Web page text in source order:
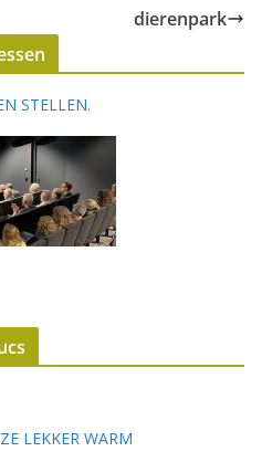
dierenpark
STELLEN.
LEKKER WARM